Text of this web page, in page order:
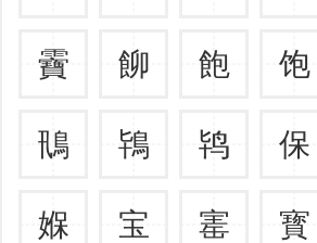
靌 飹 飽 饱
鳵 鴇 鸨 保
媬 宝 寚 寳